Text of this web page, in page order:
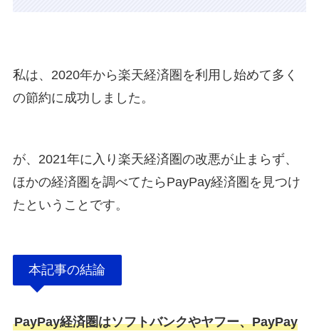
私は、2020年から楽天経済圏を利用し始めて多く
の節約に成功しました。
が、2021年に入り楽天経済圏の改悪が止まらず、
ほかの経済圏を調べてたらPayPay経済圏を見つけ
たということです。
本記事の結論
PayPay経済圏はソフトバンクやヤフー、PayPay